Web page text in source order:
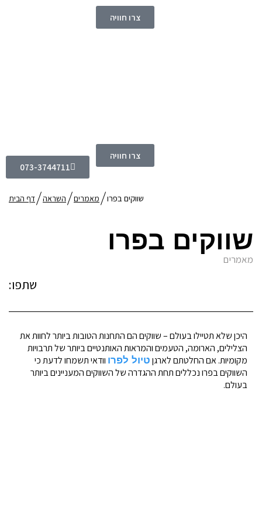
צרו חוויה
צרו חוויה
073-3744711
דף הבית השראה מאמרים שווקים בפרו
שווקים בפרו
מאמרים
שתפו:
היכן שלא תטיילו בעולם – שווקים הם התחנות הטובות ביותר לחוות את
הצלילים, הארומה, הטעמים והמראות האותנטיים ביותר של תרבויות
מקומיות. אם החלטתם לארגן טיול לפרו וודאי תשמחו לדעת כי
השווקים בפרו נכללים תחת ההגדרה של השווקים המעניינים ביותר
בעולם.